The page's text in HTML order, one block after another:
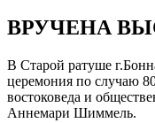
ВРУЧЕНА
В Старой ратуше
церемония по случаю
востоковеда и
Аннемари Шиммель.